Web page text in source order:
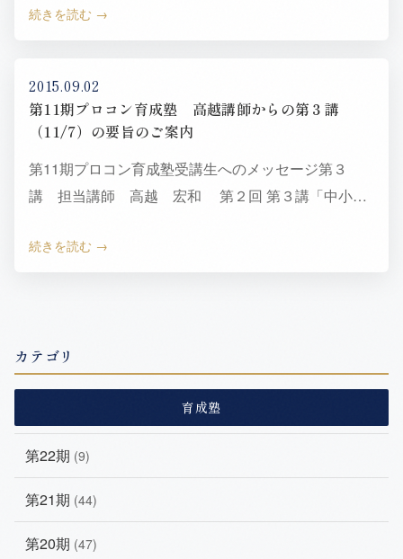
このたびはプロコ…
続きを読む
2015.09.02
第11期プロコン育成塾 高越講師からの第３講
（11/7）の要旨のご案内
第11期プロコン育成塾受講生へのメッセージ第３
講 担当講師 高越 宏和 第２回 第３講「中小企
第２期に修了し、…
続きを読む
カテゴリ
育成塾
第22期 (9)
第21期 (44)
第20期 (47)